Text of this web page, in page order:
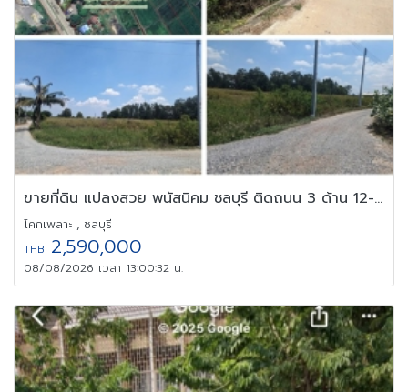
ขายที่ดิน แปลงสวย พนัสนิคม ชลบุรี ติดถนน 3 ด้าน 12-3-71 ไร่
โคกเพลาะ , ชลบุรี
THB 2,590,000
08/08/2026 เวลา 13:00:32 น.